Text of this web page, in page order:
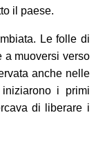
il paese.
Le folle di
a muoversi verso
anche nelle
i primi
di liberare i